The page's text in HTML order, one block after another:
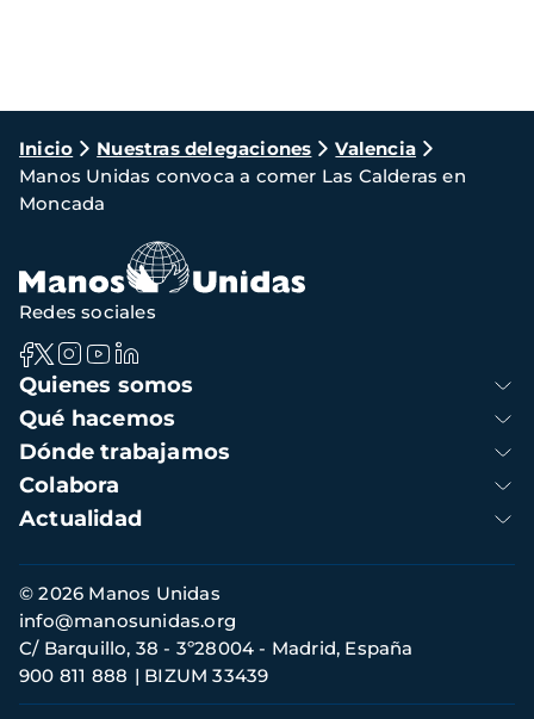
Ruta
de
navegación
Inicio Nuestras delegaciones
Valencia
Manos Unidas convoca a comer Las Calderas en
Moncada
Navegación
principal
Quienes somos
Qué hacemos
Dónde trabajamos
Colabora
Actualidad
Redes sociales
Información
de
contacto
© 2026 Manos Unidas
C/ Barquillo, 38 - 3º28004 - Madrid, España
900 811 888
BIZUM 33439
info@manosunidas.org